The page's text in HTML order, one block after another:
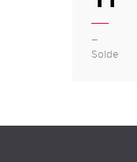
—
Solde